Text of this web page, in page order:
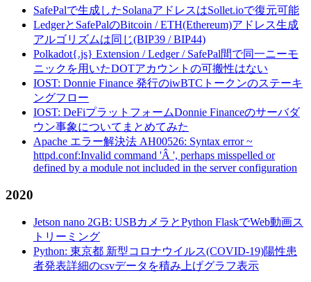
SafePalで生成したSolanaアドレスはSollet.ioで復元可能
LedgerとSafePalのBitcoin / ETH(Ethereum)アドレス生成
アルゴリズムは同じ(BIP39 / BIP44)
Polkadot{.js} Extension / Ledger / SafePal間で同一ニーモ
ニックを用いたDOTアカウントの可搬性はない
IOST: Donnie Finance 発行のiwBTCトークンのステーキ
ングフロー
IOST: DeFiプラットフォームDonnie Financeのサーバダ
ウン事象についてまとめてみた
Apache エラー解決法 AH00526: Syntax error ~
httpd.conf:Invalid command 'Â ', perhaps misspelled or
defined by a module not included in the server configuration
2020
Jetson nano 2GB: USBカメラとPython FlaskでWeb動画ス
トリーミング
Python: 東京都 新型コロナウイルス(COVID-19)陽性患
者発表詳細のcsvデータを積み上げグラフ表示